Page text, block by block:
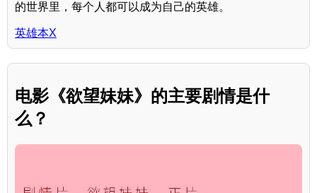
的世界里，每个人都可以成为自己的英雄。
英雄本X
电影《欲望妹妹》的主要剧情是什
么？